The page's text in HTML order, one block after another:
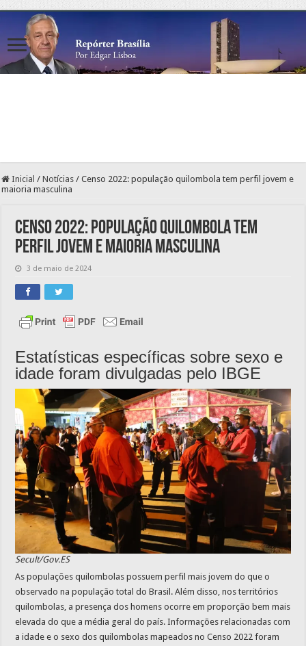
Inicial / Notícias / Censo 2022: população quilombola tem perfil jovem e
maioria masculina
Censo 2022: população quilombola tem
perfil jovem e maioria masculina
3 de maio de 2024
Estatísticas específicas sobre sexo e
idade foram divulgadas pelo IBGE
Secult/Gov.ES
As populações quilombolas possuem perfil mais jovem do que o
observado na população total do Brasil. Além disso, nos territórios
quilombolas, a presença dos homens ocorre em proporção bem mais
elevada do que a média geral do país. Informações relacionadas com
a idade e o sexo dos quilombolas mapeados no Censo 2022 foram